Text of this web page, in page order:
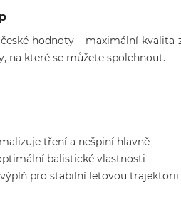
české hodnoty – maximální
na které se můžete spolehnout.
tření a nešpiní hlavně
balistické vlastnosti
pro stabilní letovou trajektorii